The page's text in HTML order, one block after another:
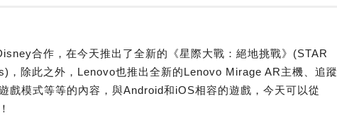
合作，在今天推出了全新的《星際大戰：絕地挑戰》(STAR
，除此之外，Lenovo也推出全新的Lenovo Mirage AR主機、追蹤
戲模式等等的內容，與Android和iOS相容的遊戲，今天可以從